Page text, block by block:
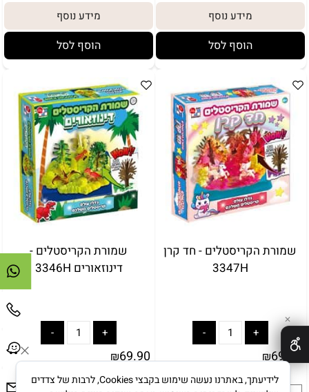
מתנה:
לארוז באריזת מתנה:
אריזת מתנה
מידע נוסף
הוסף לסל
מידע נוסף
הוסף לסל
שמורת הקריסטלים - חד קרן
3347H
₪69.90
שמורת הקריסטלים -
דינוזאורים 3346H
₪69.90
✕
לידיעתך, באתרנו נעשה שימוש בקבצי Cookies, לרבות של צדדים